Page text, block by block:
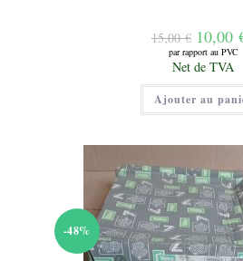
15,00€ Le
prix
initial
était :
15,00 €.
10,00
par rapport au PVC
Le
prix
actuel
est :
10,00 €.
Net de TVA
Ajouter au
-48%